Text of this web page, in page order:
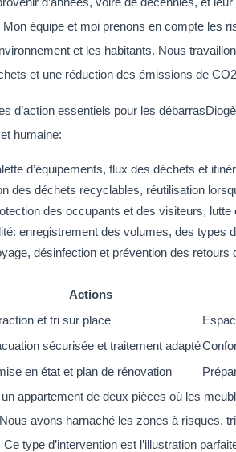
équipe et moi prenons en compte les
et les habitants. Nous
et une réduction des émissions de
d’action essentiels pour les
humaine:
d’équipements, flux des déchets et
des déchets recyclables, réutilisation
des occupants et des visiteurs,
enregistrement des volumes, des types
désinfection et prévention des retours
Actions
et tri sur place
sécurisée et traitement adapté
en état et plan de rénovation
appartement de deux pièces où les
avons harnaché les zones à risques,
type d’intervention est l’illustration